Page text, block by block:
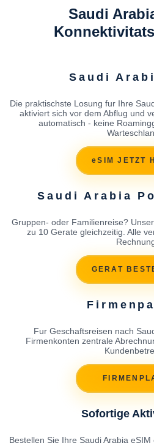
Saudi
Saudi
Die praktischste Losung fur Ihre
aktiviert sich vor dem Abflug und
automatisch - keine
eSIM JETZT
Saudi Arabia
Gruppen- oder Familienreise?
zu 10 Gerate gleichzeitig. Alle
GERAT
Fur Geschaftsreisen nach
Firmenkonten zentrale
Sofortige
Bestellen Sie Ihre Saudi Arabia